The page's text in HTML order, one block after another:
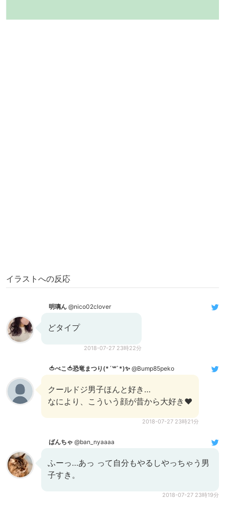
イラストへの反応
明璃ん @nico02clover
どタイプ
2018-07-27 23時22分
🍅ぺこ🍅恐竜まつり(*´꒳`*)✨ @Bump85peko
クールドジ男子ほんと好き…
なにより、こういう顔が昔から大好き❤
2018-07-27 23時21分
ばんちゃ @ban_nyaaaa
ふーっ…あっ って自分もやるしやっちゃう男
子すき。
2018-07-27 23時19分